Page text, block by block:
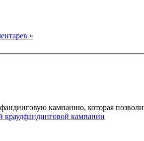
»
кампанию, которая